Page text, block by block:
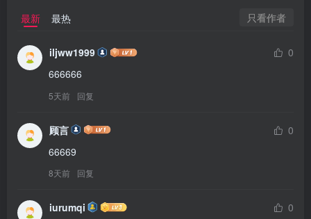
最新 最热 只看作者
iljww1999
0
666666
5天前 回复
顾言
0
66669
8天前 回复
iurumqi
0